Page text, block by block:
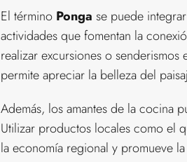
El término Ponga se puede
actividades que fomentan la
realizar excursiones o
permite apreciar la belleza del
Además, los amantes de la cocina
Utilizar productos locales como el
la economía regional y promueve